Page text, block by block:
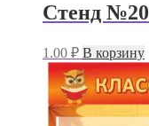
Стенд №20
1.00 ₽ В корзину